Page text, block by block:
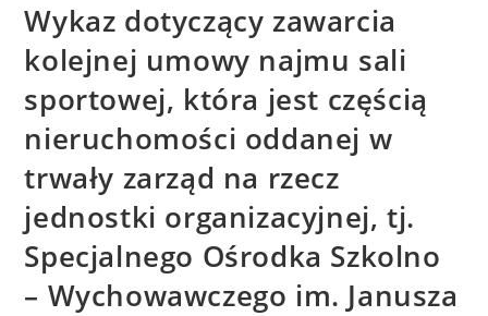
Wykaz dotyczący zawarcia
kolejnej umowy najmu sali
sportowej, która jest częścią
nieruchomości oddanej w
trwały zarząd na rzecz
jednostki organizacyjnej, tj.
Specjalnego Ośrodka Szkolno
– Wychowawczego im. Janusza